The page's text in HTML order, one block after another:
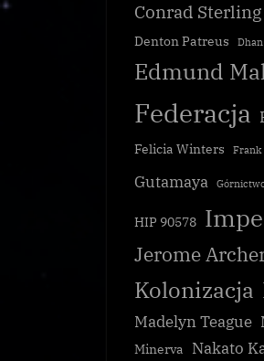
Conrad Sterling
Denton Patreus
Dhan
Edmund
Federacja
Felicia Winters Frank
Gutamaya
HIP 90578
Jerome
Kolonizacja
Madelyn Teague
Minerva Nakato